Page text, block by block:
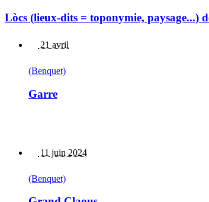
Lòcs (lieux-dits = toponymie, paysage...)
21 avril
(Benquet)
Garre
11 juin 2024
(Benquet)